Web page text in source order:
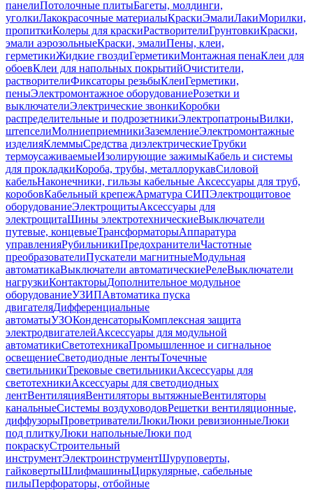
панелиПотолочные плитыБагеты, молдинги,
уголкиЛакокрасочные материалыКраскиЭмалиЛакиМорилки,
пропиткиКолеры для краскиРастворителиГрунтовкиКраски,
эмали аэрозольныеКраски, эмалиПены, клеи,
герметикиЖидкие гвоздиГерметикиМонтажная пенаКлеи для
обоевКлеи для напольных покрытийОчистители,
растворителиФиксаторы резьбыКлеиГерметики,
пеныЭлектромонтажное оборудованиеРозетки и
выключателиЭлектрические звонкиКоробки
распределительные и подрозетникиЭлектропатроныВилки,
штепселиМолниеприемникиЗаземлениеЭлектромонтажные
изделияКлеммыСредства диэлектрическиеТрубки
термоусаживаемыеИзолирующие зажимыКабель и системы
для прокладкиКороба, трубы, металлорукавСиловой
кабельНаконечники, гильзы кабельные Аксессуары для труб,
коробовКабельный крепежАрматура СИПЭлектрощитовое
оборудованиеЭлектрощитыАксессуары для
электрощитаШины электротехническиеВыключатели
путевые, концевыеТрансформаторыАппаратура
управленияРубильникиПредохранителиЧастотные
преобразователиПускатели магнитныеМодульная
автоматикаВыключатели автоматическиеРелеВыключатели
нагрузкиКонтакторыДополнительное модульное
оборудованиеУЗИПАвтоматика пуска
двигателяДифференциальные
автоматыУЗОКонденсаторыКомплексная защита
электродвигателейАксессуары для модульной
автоматикиСветотехникаПромышленное и сигнальное
освещениеСветодиодные лентыТочечные
светильникиТрековые светильникиАксессуары для
светотехникиАксессуары для светодиодных
лентВентиляцияВентиляторы вытяжныеВентиляторы
канальныеСистемы воздуховодовРешетки вентиляционные,
диффузорыПроветривателиЛюкиЛюки ревизионныеЛюки
под плиткуЛюки напольныеЛюки под
покраскуСтроительный
инструментЭлектроинструментШуруповерты,
гайковертыШлифмашиныЦиркулярные, сабельные
пилыПерфораторы, отбойные